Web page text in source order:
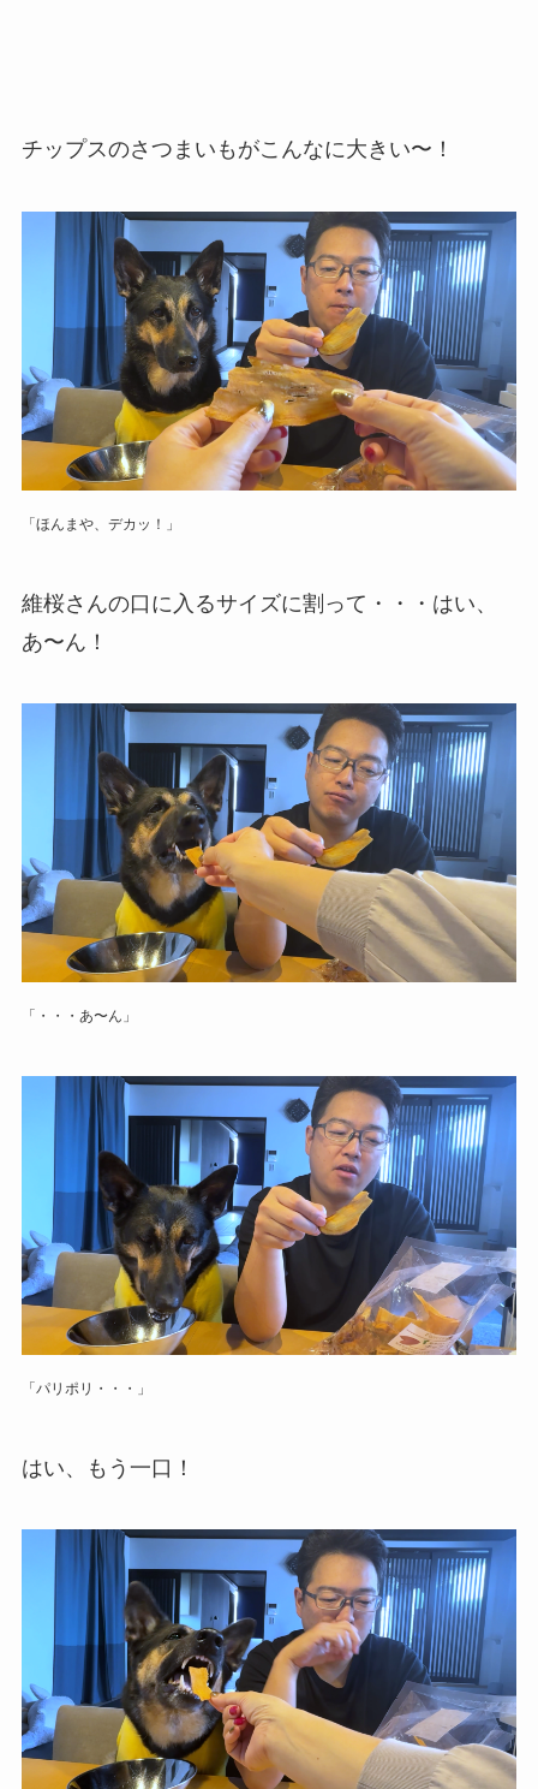
チップスのさつまいもがこんなに大きい〜！
「ほんまや、デカッ！」
維桜さんの口に入るサイズに割って・・・はい、
あ〜ん！
「・・・あ〜ん」
「パリポリ・・・」
はい、もう一口！